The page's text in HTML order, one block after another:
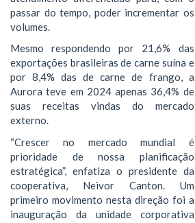
passar do tempo, poder incrementar os
volumes.
Mesmo respondendo por 21,6% das
exportações brasileiras de carne suína e
por 8,4% das de carne de frango, a
Aurora teve em 2024 apenas 36,4% de
suas receitas vindas do mercado
externo.
“Crescer no mercado mundial é
prioridade de nossa planificação
estratégica”, enfatiza o presidente da
cooperativa, Neivor Canton. Um
primeiro movimento nesta direção foi a
inauguração da unidade corporativa